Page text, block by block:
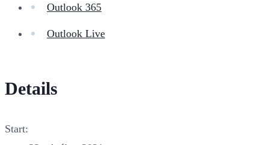
Outlook 365
Outlook Live
Details
Start: